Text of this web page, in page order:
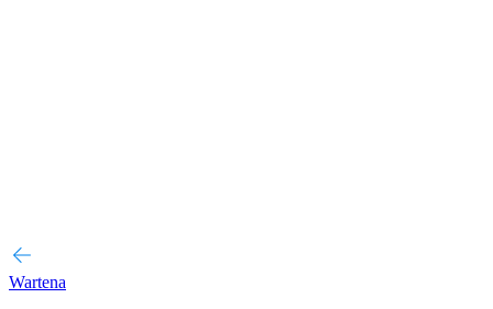
Wartena